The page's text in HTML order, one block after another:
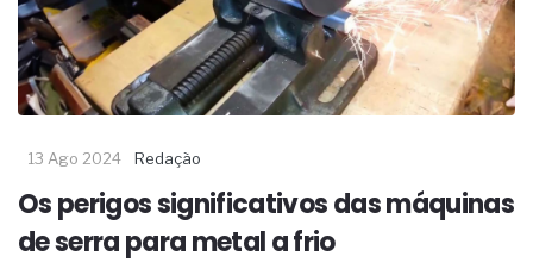
13 Ago 2024 Redação
Os perigos significativos das máquinas
de serra para metal a frio